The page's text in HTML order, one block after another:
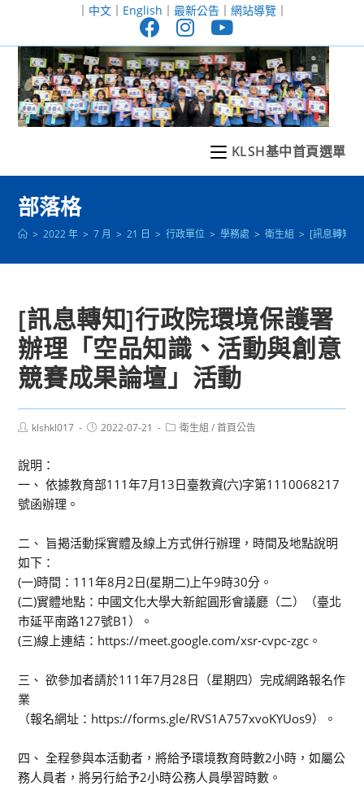
至
｜ 中文｜ English ｜ 最新公告｜ 網站導覽｜
KLSH基中首頁選單
部落格
> 2022 年 > 7 月 > 21 日 > 行政單位 > 學務處 > 衛生組 > [訊息轉知]
[訊息轉知]行政院環境保護署
辦理「空品知識、活動與創意
競賽成果論壇」活動
Postklshkl017
Post2022-07-21
Post衛生組 / 首頁公告
說明：
一、 依據教育部111年7月13日臺教資(六)字第1110068217
號函辦理。
二、 旨揭活動採實體及線上方式併行辦理，時間及地點說明
如下：
(一)時間：111年8月2日(星期二)上午9時30分。
(二)實體地點：中國文化大學大新館圓形會議廳（二）（臺北
市延平南路127號B1）。
(三)線上連結：https://meet.google.com/xsr-cvpc-zgc。
三、 欲參加者請於111年7月28日（星期四）完成網路報名作
業
（報名網址：https://forms.gle/RVS1A757xvoKYUos9）。
四、 全程參與本活動者，將給予環境教育時數2小時，如屬公
務人員者，將另行給予2小時公務人員學習時數。